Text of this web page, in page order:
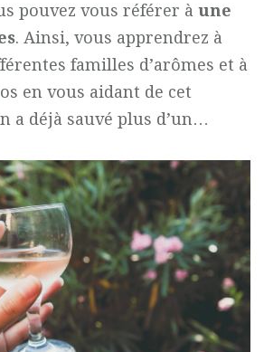
pouvez vous référer à une
. Ainsi, vous apprendrez à
familles d’arômes et à
en vous aidant de cet
a déjà sauvé plus d’un…